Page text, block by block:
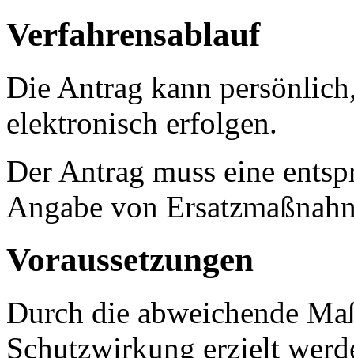
Verfahrensablauf
Die Antrag kann
elektronisch erfolgen.
Der Antrag muss eine
Angabe von
Voraussetzungen
Durch die abweichende
Schutzwirkung erzielt